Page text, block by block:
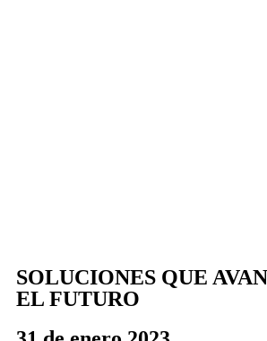
SOLUCIONES QUE
EL FUTURO